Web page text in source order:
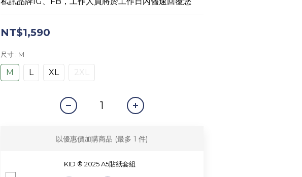
NT$1,590
尺寸 : M
M L XL 2XL
以優惠價加購商品 (最多 1 件)
KID ® 2025 A5貼紙套組